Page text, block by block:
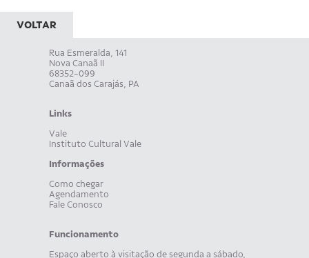
VOLTAR
Rua Esmeralda, 141
Nova Canaã II
68352-099
Canaã dos Carajás, PA
Links
Vale
Instituto Cultural Vale
Informações
Como chegar
Agendamento
Fale Conosco
Funcionamento
Espaço aberto à visitação de segunda a sábado,